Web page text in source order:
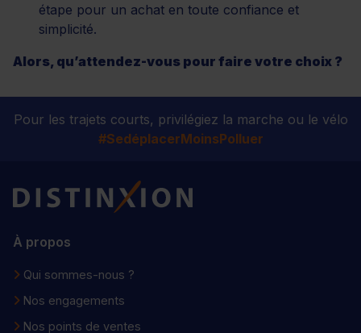
étape pour un achat en toute confiance et
simplicité.
Alors, qu’attendez-vous pour faire votre choix ?
Pour les trajets courts, privilégiez la marche ou le vélo
#SedéplacerMoinsPolluer
Distinxion
À propos
Qui sommes-nous ?
Nos engagements
Nos points de ventes